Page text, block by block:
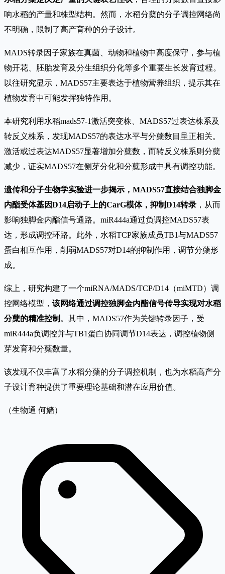
响水稻的产量和株型结构。然而，水稻分蘖的分子调控网络尚
不明确，限制了高产育种的分子设计。
MADS转录因子家族在真菌、动物和植物中高度保守，参与植
物开花、胚胎发育及分生组织分化等多个重要生长发育过程。
以往研究显示，MADS57主要表达于植物营养组织，提示其在
植物发育中可能发挥独特作用。
本研究利用水稻mads57-1激活突变株、MADS57过表达株系及
转反义株系，发现MADS57的表达水平与分蘖数目呈正相关。
激活或过表达MADS57显著增加分蘖数，而转反义株系则分蘖
减少，证实MADS57在侧芽分化和分蘖形成中具有调控功能。
遗传和分子生物学实验进一步揭示，MADS57直接结合独脚金
内酯受体基因D14启动子上的CarG模体，抑制D14转录 ，从而
影响独脚金内酯信号通路。miR444a通过负调控MADS57表
达，形成调控环路。此外，水稻TCP家族成员TB1与MADS57
蛋白相互作用，削弱MADS57对D14的抑制作用，调节分蘖形
成。
综上，研究构建了一个miRNA/MADS/TCP/D14（miMTD）调
控网络模型， 该网络通过调控独脚金内酯信号传导实现对水稻
分蘖的精准控制 。其中，MADS57作为关键转录因子，受
miR444a负调控并与TB1蛋白协同调节D14表达，调控植物侧
芽发育和分蘖数量。
该发现不仅丰富了水稻分蘖的分子调控机制，也为水稻高产分
子设计育种提供了重要理论基础和潜在应用价值。
（生物通 何嫱）